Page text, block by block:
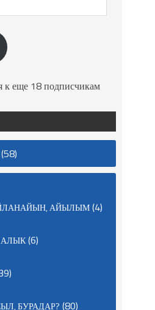
к еще 18 подписчикам
(58)
АЙЫЛЫМ(4)
(6)
БУРАДАР? (80)